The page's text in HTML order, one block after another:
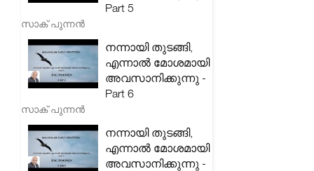
Part 5
സാക് പുന്നൻ
നന്നായി തുടങ്ങി,
എന്നാൽ മോശമായി
അവസാനിക്കുന്നു -
Part 6
സാക് പുന്നൻ
നന്നായി തുടങ്ങി,
എന്നാൽ മോശമായി
അവസാനിക്കുന്നു -